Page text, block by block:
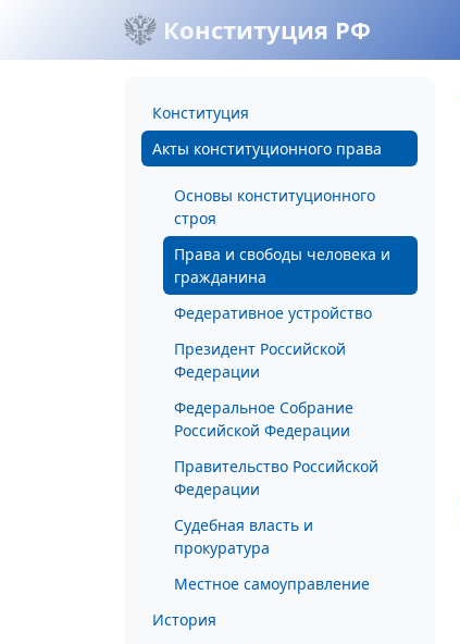
Конституция РФ
Конституция
Акты конституционного права
Основы конституционного
строя
Права и свободы человека и
гражданина
Федеративное устройство
Президент Российской
Федерации
Федеральное Собрание
Российской Федерации
Правительство Российской
Федерации
Судебная власть и
прокуратура
Местное самоуправление
История